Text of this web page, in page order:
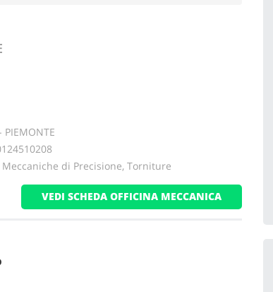
di Precisione, Torniture
VEDI SCHEDA OFFICINA MECCANICA